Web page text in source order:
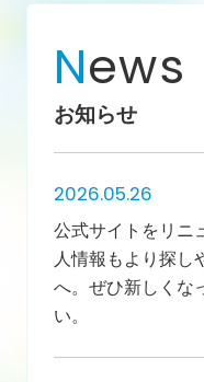
News
お知らせ
2026.05.26
公式サイトをリニ
人情報もより探し
へ。ぜひ新しくな
い。